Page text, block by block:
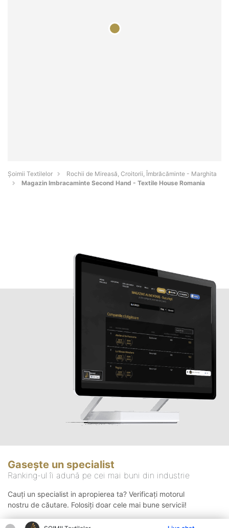
Șoimii Textilelor
Rochii de Mireasă, Croitorii, Îmbrăcăminte - Marghita
Magazin Imbracaminte Second Hand - Textile House Romania
Gasește un specialist
Ranking-ul îi adună pe cei mai buni din industrie
Cauți un specialist in apropierea ta? Verificați motorul
nostru de căutare. Folosiți doar cele mai bune servicii!